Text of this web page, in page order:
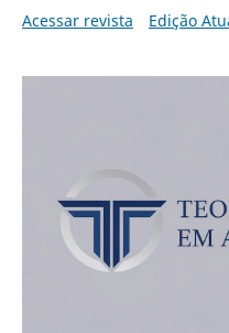
Acessar revista
Edição